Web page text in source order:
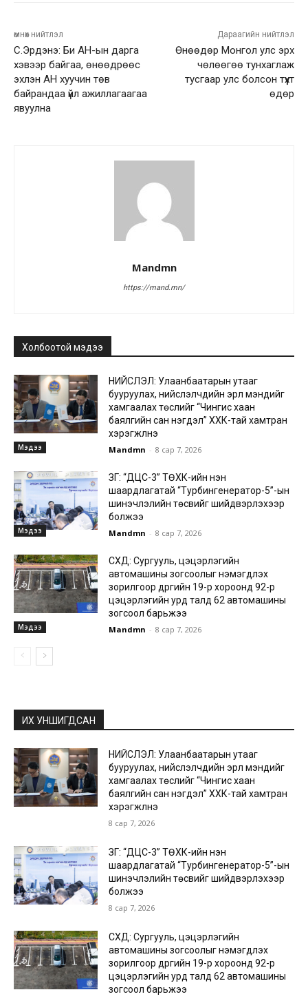
өмнөх нийтлэл
С.Эрдэнэ: Би АН-ын дарга
хэвээр байгаа, өнөөдрөөс
эхлэн АН хуучин төв
байрандаа үйл ажиллагаагаа
явуулна
Дараагийн нийтлэл
Өнөөдөр Монгол улс эрх
чөлөөгөө тунхаглаж
тусгаар улс болсон түүхт
өдөр
Mandmn
https://mand.mn/
Холбоотой мэдээ
Мэдээ
НИЙСЛЭЛ: Улаанбаатарын утааг
бууруулах, нийслэлчүүдийн эрүүл мэндийг
хамгаалах төслийг “Чингис хаан
баялгийн сан нэгдэл” ХХК-тай хамтран
хэрэгжүүлнэ
Mandmn - 8 сар 7, 2026
Мэдээ
ЗГ: “ДЦС-3” ТӨХК-ийн нэн
шаардлагатай “Турбингенератор-5”-ын
шинэчлэлийн төсвийг шийдвэрлэхээр
болжээ
Mandmn - 8 сар 7, 2026
Мэдээ
СХД: Сургууль, цэцэрлэгийн
автомашины зогсоолыг нэмэгдүүлэх
зорилгоор дүүргийн 19-р хороонд 92-р
цэцэрлэгийн урд талд 62 автомашины
зогсоол барьжээ
Mandmn - 8 сар 7, 2026
ИХ УНШИГДСАН
НИЙСЛЭЛ: Улаанбаатарын утааг
бууруулах, нийслэлчүүдийн эрүүл мэндийг
хамгаалах төслийг “Чингис хаан
баялгийн сан нэгдэл” ХХК-тай хамтран
хэрэгжүүлнэ
8 сар 7, 2026
ЗГ: “ДЦС-3” ТӨХК-ийн нэн
шаардлагатай “Турбингенератор-5”-ын
шинэчлэлийн төсвийг шийдвэрлэхээр
болжээ
8 сар 7, 2026
СХД: Сургууль, цэцэрлэгийн
автомашины зогсоолыг нэмэгдүүлэх
зорилгоор дүүргийн 19-р хороонд 92-р
цэцэрлэгийн урд талд 62 автомашины
зогсоол барьжээ